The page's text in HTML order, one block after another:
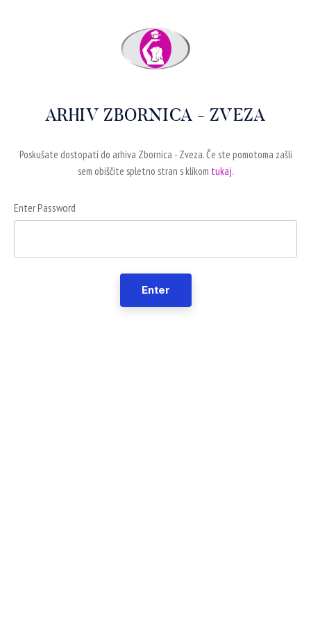
ARHIV ZBORNICA - ZVEZA
Poskušate dostopati do arhiva Zbornica - Zveza. Če ste pomotoma zašli
sem obiščite spletno stran s klikom tukaj.
Enter Password
Enter